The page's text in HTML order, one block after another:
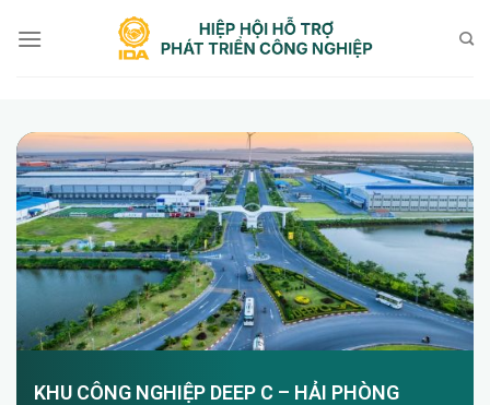
qua
KHU CÔNG NGHIỆP DEEP C – HẢI PHÒNG